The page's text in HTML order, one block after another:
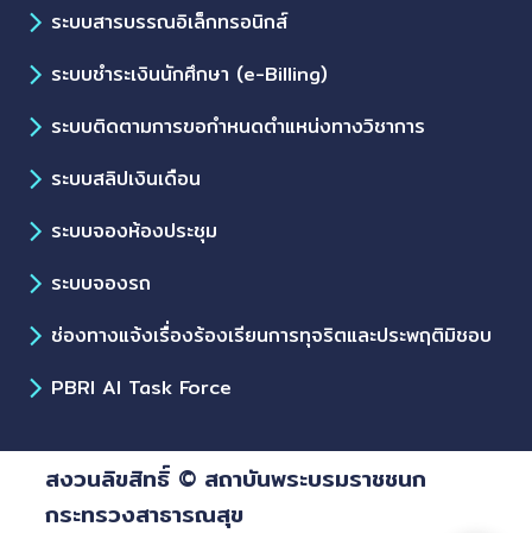
ระบบสารบรรณอิเล็กทรอนิกส์
ระบบชำระเงินนักศึกษา (e-Billing)
ระบบติดตามการขอกำหนดตำแหน่งทางวิชาการ
ระบบสลิปเงินเดือน
ระบบจองห้องประชุม
ระบบจองรถ
ช่องทางแจ้งเรื่องร้องเรียนการทุจริตและประพฤติมิชอบ
PBRI AI Task Force
สงวนลิขสิทธิ์ © สถาบันพระบรมราชชนก
กระทรวงสาธารณสุข